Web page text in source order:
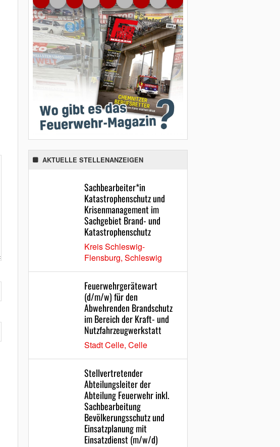
AKTUELLE STELLENANZEIGEN
Sachbearbeiter*in
Katastrophenschutz und
Krisenmanagement im
Sachgebiet Brand- und
Katastrophenschutz
Kreis Schleswig-
Flensburg, Schleswig
Feuerwehrgerätewart
(d/m/w) für den
Abwehrenden Brandschutz
im Bereich der Kraft- und
Nutzfahrzeugwerkstatt
Stadt Celle, Celle
Stellvertretender
Abteilungsleiter der
Abteilung Feuerwehr inkl.
Sachbearbeitung
Bevölkerungsschutz und
Einsatzplanung mit
Einsatzdienst (m/w/d)